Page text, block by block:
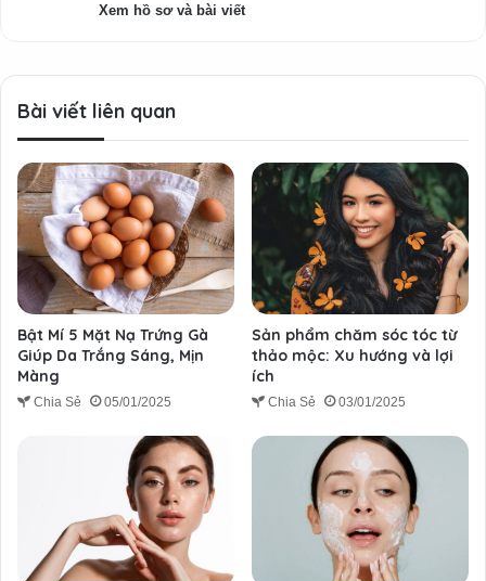
Xem hồ sơ và bài viết
Bài viết liên quan
Bật Mí 5 Mặt Nạ Trứng Gà
Giúp Da Trắng Sáng, Mịn
Màng
Chia Sẻ 05/01/2025
Sản phẩm chăm sóc tóc từ
thảo mộc: Xu hướng và lợi
ích
Chia Sẻ 03/01/2025